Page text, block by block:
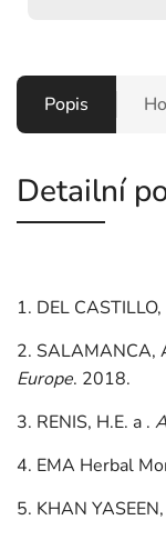
Popis
Detailní
1. DEL CASTILLO,
2. SALAMANCA,
Europe. 2018.
3. RENIS, H.E. a .
4. EMA Herbal
5. KHAN